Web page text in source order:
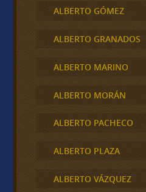
ALBERTO GÓMEZ
ALBERTO GRANADOS
ALBERTO MARINO
ALBERTO MORÁN
ALBERTO PACHECO
ALBERTO PLAZA
ALBERTO VÁZQUEZ